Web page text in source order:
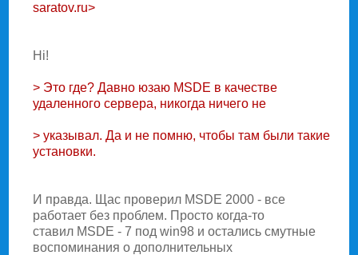
saratov.ru>
Hi!
> Это где? Давно юзаю MSDE в качестве
удаленного сервера, никогда ничего не
> указывал. Да и не помню, чтобы там были такие
установки.
И правда. Щас проверил MSDE 2000 - все
работает без проблем. Просто когда-то
ставил MSDE - 7 под win98 и остались смутные
воспоминания о дополнительных